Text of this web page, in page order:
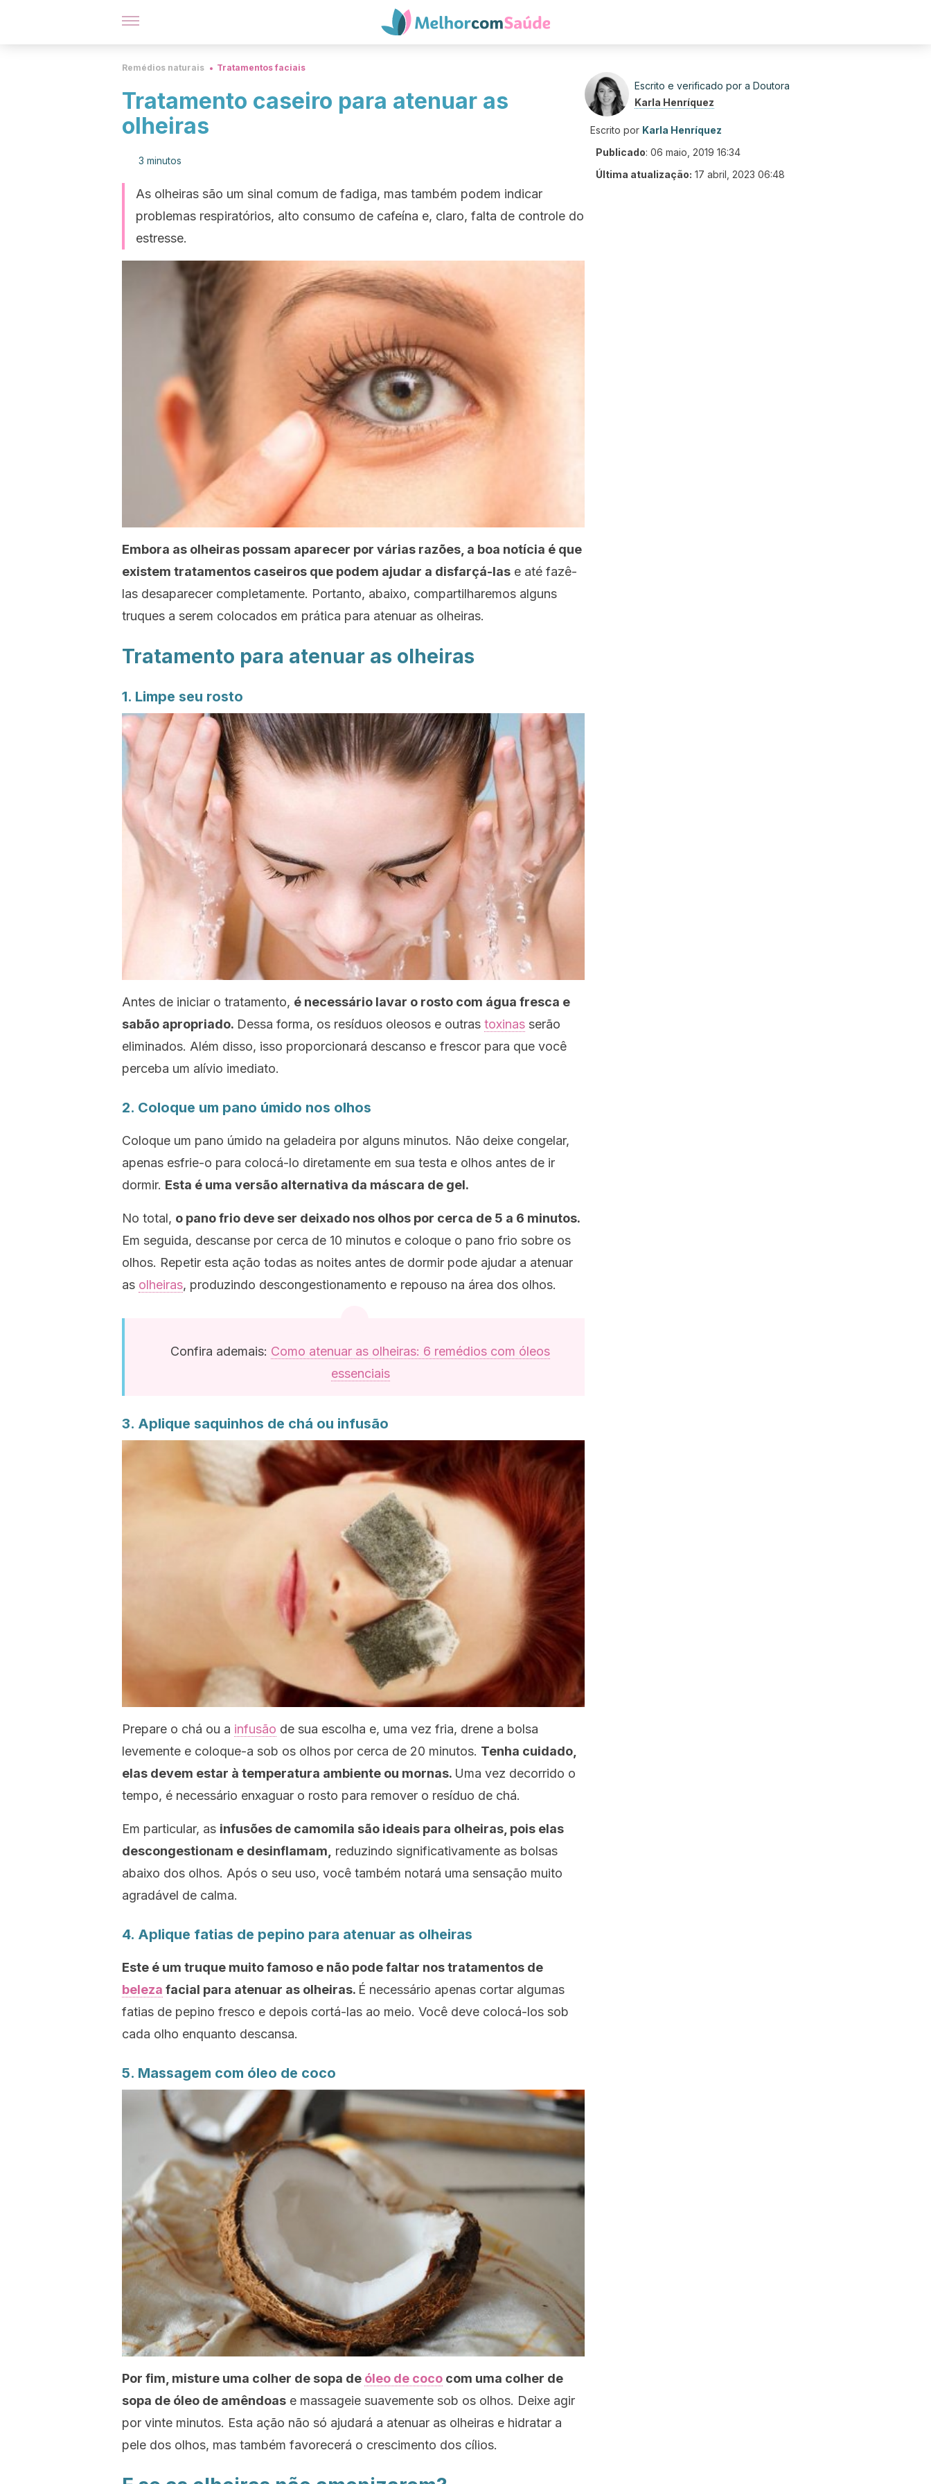
Remédios naturais Tratamentos faciais
Tratamento caseiro para atenuar as
olheiras
3 minutos
As olheiras são um sinal comum de fadiga, mas também podem indicar
problemas respiratórios, alto consumo de cafeína e, claro, falta de controle do
estresse.
Embora as olheiras possam aparecer por várias razões, a boa notícia é que
existem tratamentos caseiros que podem ajudar a disfarçá-las e até fazê-
las desaparecer completamente. Portanto, abaixo, compartilharemos alguns
truques a serem colocados em prática para atenuar as olheiras.
Tratamento para atenuar as olheiras
1. Limpe seu rosto
Antes de iniciar o tratamento, é necessário lavar o rosto com água fresca e
sabão apropriado. Dessa forma, os resíduos oleosos e outras toxinas serão
eliminados. Além disso, isso proporcionará descanso e frescor para que você
perceba um alívio imediato.
2. Coloque um pano úmido nos olhos
Coloque um pano úmido na geladeira por alguns minutos. Não deixe congelar,
apenas esfrie-o para colocá-lo diretamente em sua testa e olhos antes de ir
dormir. Esta é uma versão alternativa da máscara de gel.
No total, o pano frio deve ser deixado nos olhos por cerca de 5 a 6 minutos.
Em seguida, descanse por cerca de 10 minutos e coloque o pano frio sobre os
olhos. Repetir esta ação todas as noites antes de dormir pode ajudar a atenuar
as olheiras, produzindo descongestionamento e repouso na área dos olhos.
Confira ademais: Como atenuar as olheiras: 6 remédios com óleos
essenciais
3. Aplique saquinhos de chá ou infusão
Prepare o chá ou a infusão de sua escolha e, uma vez fria, drene a bolsa
levemente e coloque-a sob os olhos por cerca de 20 minutos. Tenha cuidado,
elas devem estar à temperatura ambiente ou mornas. Uma vez decorrido o
tempo, é necessário enxaguar o rosto para remover o resíduo de chá.
Em particular, as infusões de camomila são ideais para olheiras, pois elas
descongestionam e desinflamam,
reduzindo significativamente as bolsas
abaixo dos olhos. Após o seu uso, você também notará uma sensação muito
agradável de calma.
4. Aplique fatias de pepino para atenuar as olheiras
Este é um truque muito famoso e não pode faltar nos tratamentos de
beleza facial para atenuar as olheiras. É necessário apenas cortar algumas
fatias de pepino fresco e depois cortá-las ao meio. Você deve colocá-los sob
cada olho enquanto descansa.
5. Massagem com óleo de coco
Por fim, misture uma colher de sopa de óleo de coco com uma colher de
sopa de óleo de amêndoas e massageie suavemente sob os olhos. Deixe agir
por vinte minutos. Esta ação não só ajudará a atenuar as olheiras e hidratar a
pele dos olhos, mas também favorecerá o crescimento dos cílios.
Escrito e verificado por a Doutora
Karla Henríquez
Escrito por Karla Henríquez
Publicado: 06 maio, 2019 16:34
Última atualização: 17 abril, 2023 06:48